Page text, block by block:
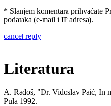
* Slanjem komentara prihvaćate
podataka (e-mail i IP adresa).
cancel reply
Literatura
A. Radoš, "Dr. Vidoslav Paić, In
Pula 1992.